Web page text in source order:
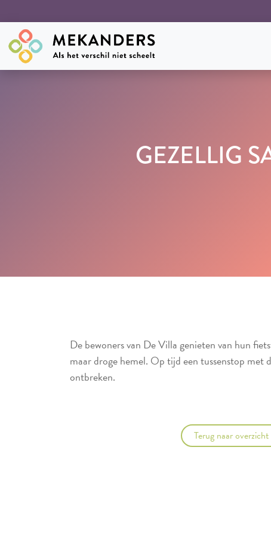
GEZELLIG
De bewoners van De Villa genieten van hun
maar droge hemel. Op tijd een tussenstop met
ontbreken.
Terug naar overzicht